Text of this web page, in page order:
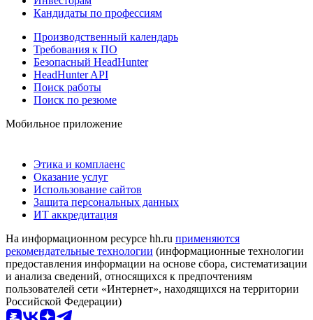
Кандидаты по профессиям
Производственный календарь
Требования к ПО
Безопасный HeadHunter
HeadHunter API
Поиск работы
Поиск по резюме
Мобильное приложение
Этика и комплаенс
Оказание услуг
Использование сайтов
Защита персональных данных
ИТ аккредитация
На информационном ресурсе hh.ru применяются
рекомендательные технологии (информационные технологии
предоставления информации на основе сбора, систематизации
и анализа сведений, относящихся к предпочтениям
пользователей сети «Интернет», находящихся на территории
Российской Федерации)